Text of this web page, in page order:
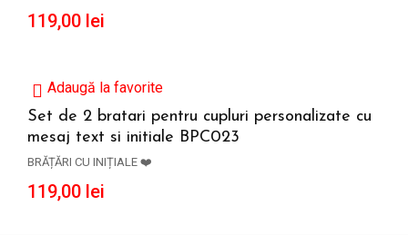
119,00 lei
Adaugă la favorite
Set de 2 bratari pentru cupluri personalizate cu
mesaj text si initiale BPC023
BRĂȚĂRI CU INIȚIALE ❤️
119,00 lei